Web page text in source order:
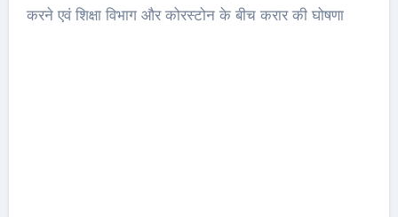
करने एवं शिक्षा विभाग और कोरस्टोन के बीच करार की घोषणा